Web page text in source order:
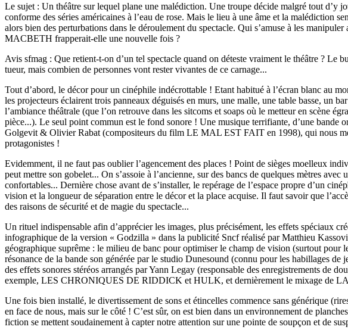
Le sujet : Un théâtre sur lequel plane une malédiction. Une troupe décide malgré tout d’y
conforme des séries américaines à l’eau de rose. Mais le lieu à une âme et la malédiction
alors bien des perturbations dans le déroulement du spectacle. Qui s’amuse à les
MACBETH frapperait-elle une nouvelle fois ?
Avis sfmag : Que retient-t-on d’un tel spectacle quand on déteste vraiment le théâtre ? Le
tueur, mais combien de personnes vont rester vivantes de ce carnage...
Tout d’abord, le décor pour un cinéphile indécrottable ! Etant habitué à l’écran blanc au
les projecteurs éclairent trois panneaux déguisés en murs, une malle, une table basse, un
l’ambiance théâtrale (que l’on retrouve dans les sitcoms et soaps où le metteur en scène
pièce...). Le seul point commun est le fond sonore ! Une musique terrifiante, d’une bande
Golgevit & Olivier Rabat (compositeurs du film LE MAL EST FAIT en 1998), qui nous
protagonistes !
Evidemment, il ne faut pas oublier l’agencement des places ! Point de sièges moelleux
peut mettre son gobelet... On s’assoie à l’ancienne, sur des bancs de quelques mètres avec
confortables... Dernière chose avant de s’installer, le repérage de l’espace propre d’un
vision et la longueur de séparation entre le décor et la place acquise. Il faut savoir que
des raisons de sécurité et de magie du spectacle...
Un rituel indispensable afin d’apprécier les images, plus précisément, les effets spéciaux
infographique de la version « Godzilla » dans la publicité Sncf réalisé par Matthieu
géographique suprême : le milieu de banc pour optimiser le champ de vision (surtout pour
résonance de la bande son générée par le studio Dunesound (connu pour les habillages
des effets sonores stéréos arrangés par Yann Legay (responsable des enregistrements de
exemple, LES CHRONIQUES DE RIDDICK et HULK, et dernièrement le mixage de
Une fois bien installé, le divertissement de sons et étincelles commence sans générique
en face de nous, mais sur le côté ! C’est sûr, on est bien dans un environnement de
fiction se mettent soudainement à capter notre attention sur une pointe de soupçon et de